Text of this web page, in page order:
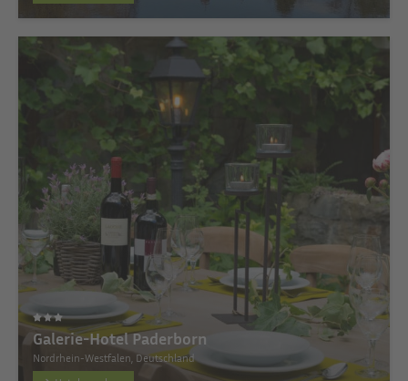
Galerie-Hotel Paderborn
Nordrhein-Westfalen, Deutschland